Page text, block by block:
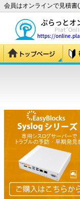
会員はオンラインで見積書(